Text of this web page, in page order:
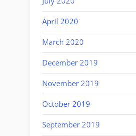
April 2020
March 2020
December 2019
November 2019
October 2019
September 2019